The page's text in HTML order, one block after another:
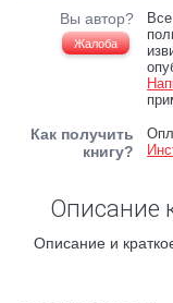
Вы автор?
Жалоба
Как получить
книгу?
Описание
Описание и